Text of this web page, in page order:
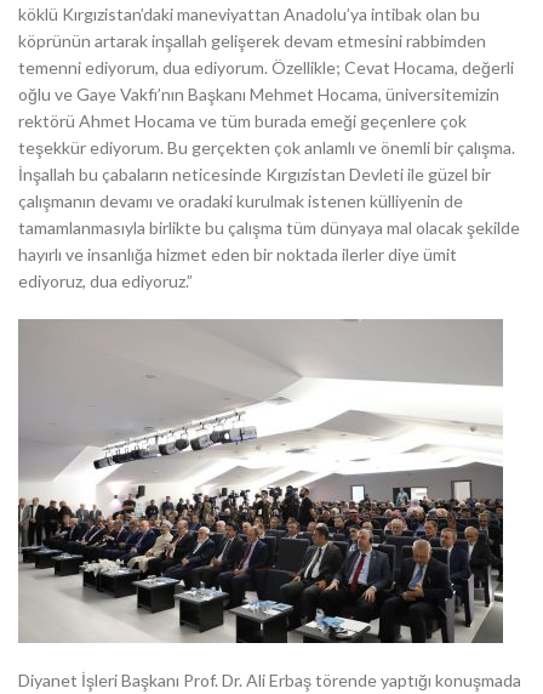
köklü Kırgızistan’daki maneviyattan Anadolu’ya intibak olan bu
köprünün artarak inşallah gelişerek devam etmesini rabbimden
temenni ediyorum, dua ediyorum. Özellikle; Cevat Hocama, değerli
oğlu ve Gaye Vakfı’nın Başkanı Mehmet Hocama, üniversitemizin
rektörü Ahmet Hocama ve tüm burada emeği geçenlere çok
teşekkür ediyorum. Bu gerçekten çok anlamlı ve önemli bir çalışma.
İnşallah bu çabaların neticesinde Kırgızistan Devleti ile güzel bir
çalışmanın devamı ve oradaki kurulmak istenen külliyenin de
tamamlanmasıyla birlikte bu çalışma tüm dünyaya mal olacak şekilde
hayırlı ve insanlığa hizmet eden bir noktada ilerler diye ümit
ediyoruz, dua ediyoruz.”
Diyanet İşleri Başkanı Prof. Dr. Ali Erbaş törende yaptığı konuşmada